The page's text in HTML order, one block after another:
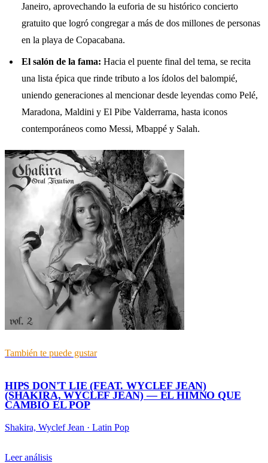
Janeiro, aprovechando la euforia de su histórico concierto
gratuito que logró congregar a más de dos millones de personas
en la playa de Copacabana.
El salón de la fama: Hacia el puente final del tema, se recita
una lista épica que rinde tributo a los ídolos del balompié,
uniendo generaciones al mencionar desde leyendas como Pelé,
Maradona, Maldini y El Pibe Valderrama, hasta iconos
contemporáneos como Messi, Mbappé y Salah.
También te puede gustar
HIPS DON'T LIE (FEAT. WYCLEF JEAN)
(SHAKIRA, WYCLEF JEAN) — EL HIMNO QUE
CAMBIÓ EL POP
Shakira, Wyclef Jean · Latin Pop
Leer análisis